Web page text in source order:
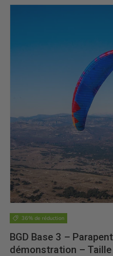
36% de réduction
BGD Base 3 –
démonstration –